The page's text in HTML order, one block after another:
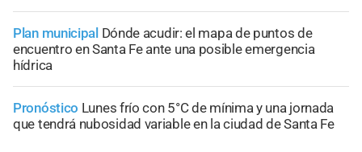
Plan municipal Dónde acudir: el mapa de puntos de
encuentro en Santa Fe ante una posible emergencia
hídrica
Pronóstico Lunes frío con 5°C de mínima y una jornada
que tendrá nubosidad variable en la ciudad de Santa Fe